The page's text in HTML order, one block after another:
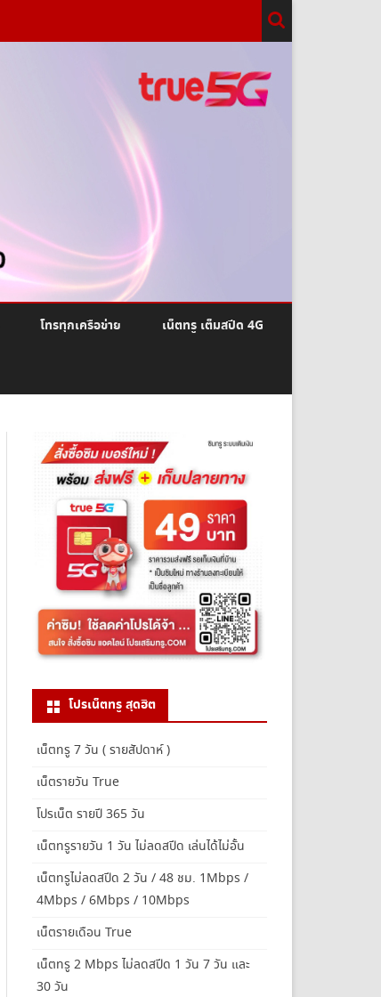
โทรทุกเครือข่าย เน็ตทรู เต็มสปีด 4G
โปรเน็ตทรู สุดฮิต
เน็ตทรู 7 วัน ( รายสัปดาห์ )
เน็ตรายวัน True
โปรเน็ต รายปี 365 วัน
เน็ตทรูรายวัน 1 วัน ไม่ลดสปีด เล่นได้ไม่อั้น
เน็ตทรูไม่ลดสปีด 2 วัน / 48 ชม. 1Mbps /
4Mbps / 6Mbps / 10Mbps
เน็ตรายเดือน True
เน็ตทรู 2 Mbps ไม่ลดสปีด 1 วัน 7 วัน และ
30 วัน